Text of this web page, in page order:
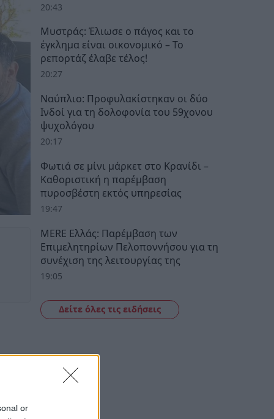
or
20:43
Μυστράς: Έλιωσε ο πάγος και το
έγκλημα είναι οικονομικό – Το
ρεπορτάζ έλαβε τέλος!
20:27
Ναύπλιο: Προφυλακίστηκαν οι δύο
Ινδοί για τη δολοφονία του 59χονου
ψυχολόγου
20:17
Φωτιά σε μίνι μάρκετ στο Κρανίδι –
Καθοριστική η παρέμβαση
πυροσβέστη εκτός υπηρεσίας
19:47
MERE Ελλάς: Παρέμβαση των
Επιμελητηρίων Πελοποννήσου για τη
συνέχιση της λειτουργίας της
19:05
Δείτε όλες τις ειδήσεις